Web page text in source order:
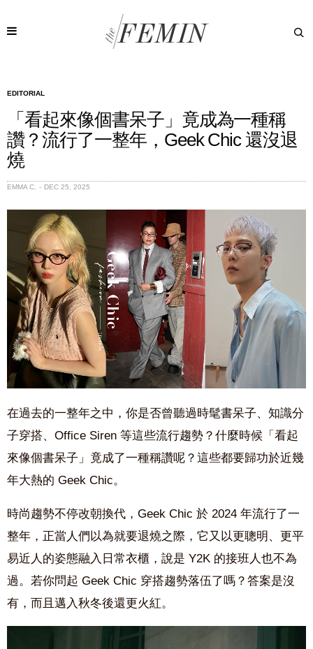
EDITORIAL
「看起來像個書呆子」竟成為一種稱
讚？流行了一整年，Geek Chic 還沒退
燒
EMMA C. DEC 25, 2025
在過去的一整年之中，你是否曾聽過時髦書呆子、知識分
子穿搭、Office Siren 等這些流行趨勢？什麼時候「看起
來像個書呆子」竟成了一種稱讚呢？這些都要歸功於近幾
年大熱的 Geek Chic。
時尚趨勢不停改朝換代，Geek Chic 於 2024 年流行了一
整年，正當人們以為就要退燒之際，它又以更聰明、更平
易近人的姿態融入日常衣櫃，說是 Y2K 的接班人也不為
過。若你問起 Geek Chic 穿搭趨勢落伍了嗎？答案是沒
有，而且邁入秋冬後還更火紅。